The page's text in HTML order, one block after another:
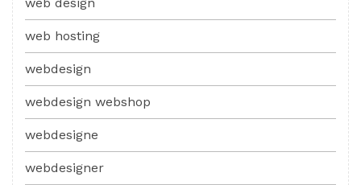
web hosting
webdesign
webdesign webshop
webdesigne
webdesigner